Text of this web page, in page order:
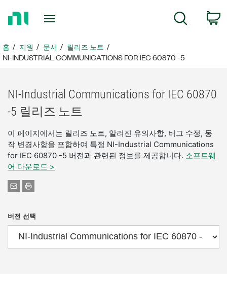
지
로
홈 지원 문서
릴리즈 노트
NI-INDUSTRIAL COMMUNICATIONS FOR IEC 60870 -5
NI-Industrial Communications for IEC 60870
-5 릴리즈 노트
이 페이지에서는 릴리즈 노트, 알려진 유의사항, 버그 수정, 동
작 변경사항을 포함하여 특정 NI-Industrial Communications
for IEC 60870 -5 버전과 관련된 정보를 제공합니다. 소프트웨
어 다운로드 >
버전 선택